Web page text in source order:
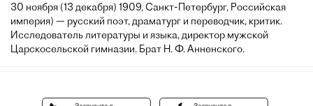
30 ноября (13 декабря) 1909, Санкт-Петербург, Российская
империя) — русский поэт, драматург и переводчик, критик.
Исследователь литературы и языка, директор мужской
Царскосельской гимназии. Брат Н. Ф. Анненского.